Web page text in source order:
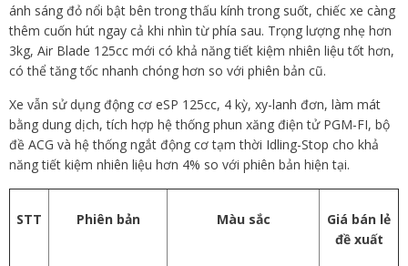
ánh sáng đỏ nổi bật bên trong thấu kính trong suốt, chiếc xe càng
thêm cuốn hút ngay cả khi nhìn từ phía sau. Trọng lượng nhẹ hơn
3kg, Air Blade 125cc mới có khả năng tiết kiệm nhiên liệu tốt hơn,
có thể tăng tốc nhanh chóng hơn so với phiên bản cũ.
Xe vẫn sử dụng động cơ eSP 125cc, 4 kỳ, xy-lanh đơn, làm mát
bằng dung dịch, tích hợp hệ thống phun xăng điện tử PGM-FI, bộ
đề ACG và hệ thống ngắt động cơ tạm thời Idling-Stop cho khả
năng tiết kiệm nhiên liệu hơn 4% so với phiên bản hiện tại.
STT Phiên bản Màu sắc
Giá bán lẻ
đề xuất